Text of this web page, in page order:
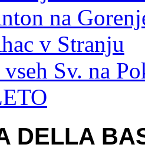
na
v Stranju
Sv. na
DELLA